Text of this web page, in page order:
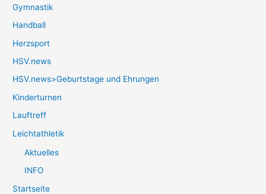
Gymnastik
Handball
Herzsport
HSV.news
HSV.news>Geburtstage und Ehrungen
Kinderturnen
Lauftreff
Leichtathletik
Aktuelles
INFO
Startseite